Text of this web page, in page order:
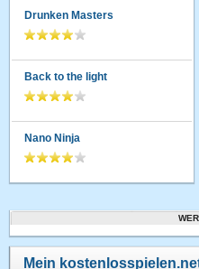
Drunken Masters
Back to the light
Nano Ninja
Mein